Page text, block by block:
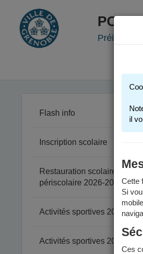
Flash info
Inscription scolaire
Restauration scolaire et
périscolaire 2026-2027
Activités sportives 2025-
Activités sportives 2026-2027
il
Cette
Si
Ces